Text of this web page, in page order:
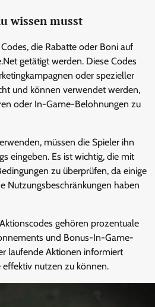
wissen musst
die Rabatte oder Boni auf
getätigt werden. Diese Codes
oder spezieller
und können verwendet werden,
oder In-Game-Belohnungen zu
müssen die Spieler ihn
eingeben. Es ist wichtig, die mit
zu überprüfen, da einige
Nutzungsbeschränkungen haben
gehören prozentuale
und Bonus-In-Game-
laufende Aktionen informiert
nutzen zu können.